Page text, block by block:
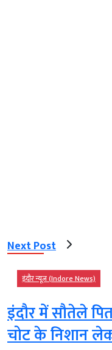
Next Post
इंदौर न्यूज़ (Indore News)
इंदौर में सौतेले
चोट के निशान